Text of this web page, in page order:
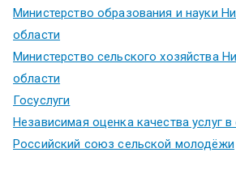
Министерство образования и науки
области
Министерство сельского хозяйства
области
Госуслуги
Независимая оценка качества услуг
Российский союз сельской молодёжи